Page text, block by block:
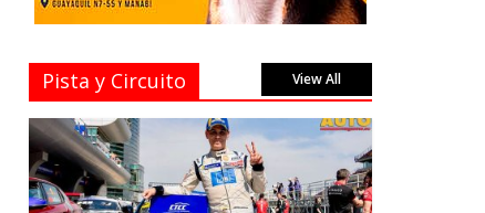
Pista y Circuito View All